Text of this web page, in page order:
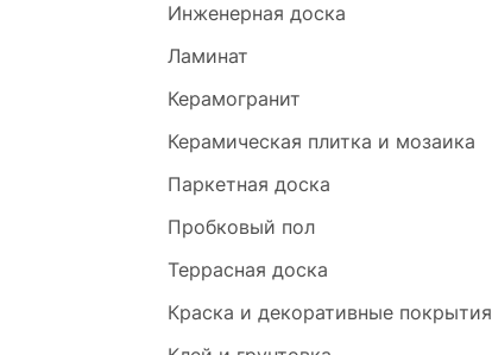
Инженерная доска
Ламинат
Керамогранит
Керамическая плитка и мозаика
Паркетная доска
Пробковый пол
Террасная доска
Краска и декоративные покрытия